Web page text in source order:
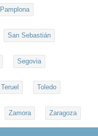
Pamplona
San Sebastián
Segovia
Teruel Toledo
Zamora Zaragoza